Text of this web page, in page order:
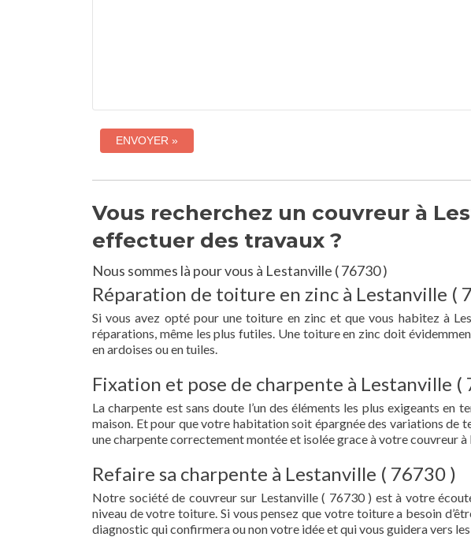
Vous recherchez un couvreur à
effectuer des travaux ?
Nous sommes là pour vous à Lestanville ( 76730 )
Réparation de toiture en zinc à Lestanville (
Si vous avez opté pour une toiture en zinc et que vous habitez à
réparations, même les plus futiles. Une toiture en zinc doit
en ardoises ou en tuiles.
Fixation et pose de charpente à Lestanville (
La charpente est sans doute l’un des éléments les plus exigeants en
maison. Et pour que votre habitation soit épargnée des variations de
une charpente correctement montée et isolée grace à votre couvreur à
Refaire sa charpente à Lestanville ( 76730 )
Notre société de couvreur sur Lestanville ( 76730 ) est à votre
niveau de votre toiture. Si vous pensez que votre toiture a besoin
diagnostic qui confirmera ou non votre idée et qui vous guidera vers